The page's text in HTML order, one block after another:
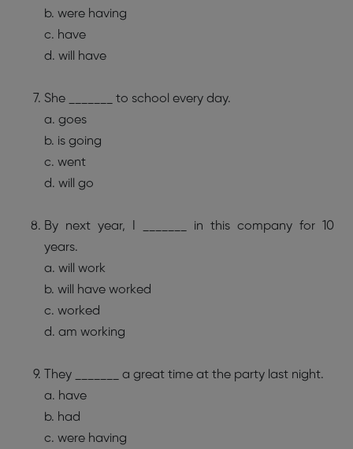
b. were having
c. have
d. will have
She _______ to school every day.
a. goes
b. is going
c. went
d. will go
By next year, I _______ in this company for 10
years.
a. will work
b. will have worked
c. worked
d. am working
They _______ a great time at the party last night.
a. have
b. had
c. were having